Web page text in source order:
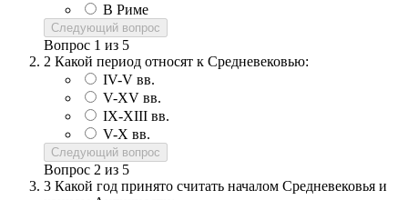
В Риме
Следующий вопрос
Вопрос 1 из 5
2 Какой период относят к Средневековью:
IV-V вв.
V-XV вв.
IX-XIII вв.
V-X вв.
Следующий вопрос
Вопрос 2 из 5
3 Какой год принято считать началом Средневековья и